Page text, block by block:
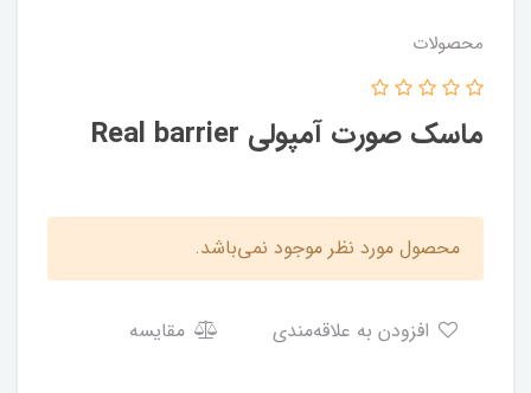
محصولات
ماسک صورت آمپولی Real barrier
محصول مورد نظر موجود نمی‌باشد.
مقایسه